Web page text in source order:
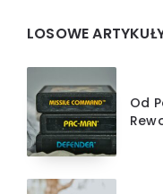
LOSOWE
Od